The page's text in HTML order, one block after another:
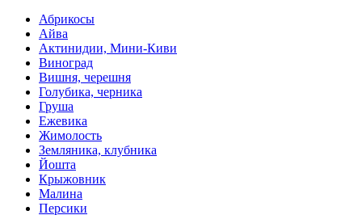
Абрикосы
Айва
Актинидии, Мини-Киви
Виноград
Вишня, черешня
Голубика, черника
Груша
Ежевика
Жимолость
Земляника, клубника
Йошта
Крыжовник
Малина
Персики